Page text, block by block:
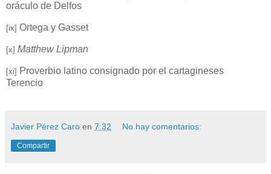
oráculo de Delfos
[ix] Ortega y Gasset
[x] Matthew Lipman
[xi] Proverbio latino consignado por el cartagineses
Terencio
Javier Pérez Caro en 7:32 No hay comentarios:
Compartir